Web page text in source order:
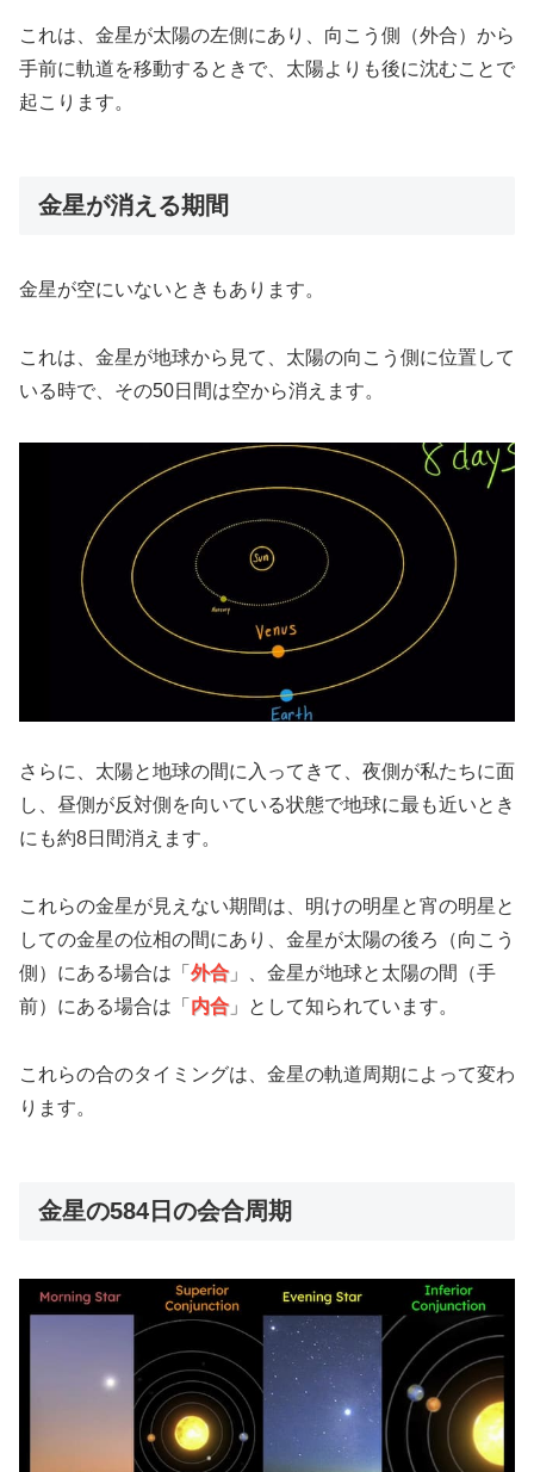
これは、金星が太陽の左側にあり、向こう側（外合）から
手前に軌道を移動するときで、太陽よりも後に沈むことで
起こります。
金星が消える期間
金星が空にいないときもあります。
これは、金星が地球から見て、太陽の向こう側に位置して
いる時で、その50日間は空から消えます。
さらに、太陽と地球の間に入ってきて、夜側が私たちに面
し、昼側が反対側を向いている状態で地球に最も近いとき
にも約8日間消えます。
これらの金星が見えない期間は、明けの明星と宵の明星と
しての金星の位相の間にあり、金星が太陽の後ろ（向こう
側）にある場合は「 外合」、金星が地球と太陽の間（手
前）にある場合は「 内合」として知られています。
これらの合のタイミングは、金星の軌道周期によって変わ
ります。
金星の584日の会合周期